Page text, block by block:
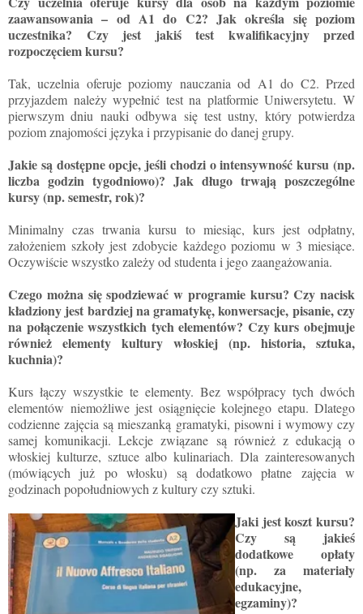
zaawansowania – od A1 do C2? Jak określa się poziom
uczestnika? Czy jest jakiś test kwalifikacyjny przed
rozpoczęciem kursu?
Tak, uczelnia oferuje poziomy nauczania od A1 do C2. Przed
przyjazdem należy wypełnić test na platformie Uniwersytetu. W
pierwszym dniu nauki odbywa się test ustny, który potwierdza
poziom znajomości języka i przypisanie do danej grupy.
Jakie są dostępne opcje, jeśli chodzi o intensywność kursu (np.
liczba godzin tygodniowo)? Jak długo trwają poszczególne
kursy (np. semestr, rok)?
Minimalny czas trwania kursu to miesiąc, kurs jest odpłatny,
założeniem szkoły jest zdobycie każdego poziomu w 3 miesiące.
Oczywiście wszystko zależy od studenta i jego zaangażowania.
Czego można się spodziewać w programie kursu? Czy nacisk
kładziony jest bardziej na gramatykę, konwersacje, pisanie, czy
na połączenie wszystkich tych elementów? Czy kurs obejmuje
również elementy kultury włoskiej (np. historia, sztuka,
kuchnia)?
Kurs łączy wszystkie te elementy. Bez współpracy tych dwóch
elementów niemożliwe jest osiągnięcie kolejnego etapu. Dlatego
codzienne zajęcia są mieszanką gramatyki, pisowni i wymowy czy
samej komunikacji. Lekcje związane są również z edukacją o
włoskiej kulturze, sztuce albo kulinariach. Dla zainteresowanych
(mówiących już po włosku) są dodatkowo płatne zajęcia w
godzinach popołudniowych z kultury czy sztuki.
Jaki jest koszt kursu?
Czy są jakieś
dodatkowe opłaty
(np. za materiały
edukacyjne,
egzaminy)?